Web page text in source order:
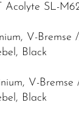
Acolyte SL-
V-Bremse
Black
V-
Black